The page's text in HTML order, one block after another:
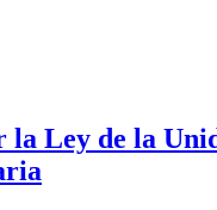
la Ley de la